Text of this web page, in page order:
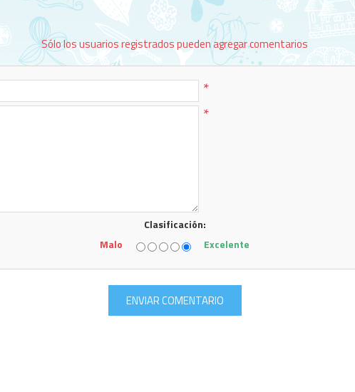
Sólo los usuarios registrados pueden agregar comentarios
*
*
Clasificación:
Malo
Excelente